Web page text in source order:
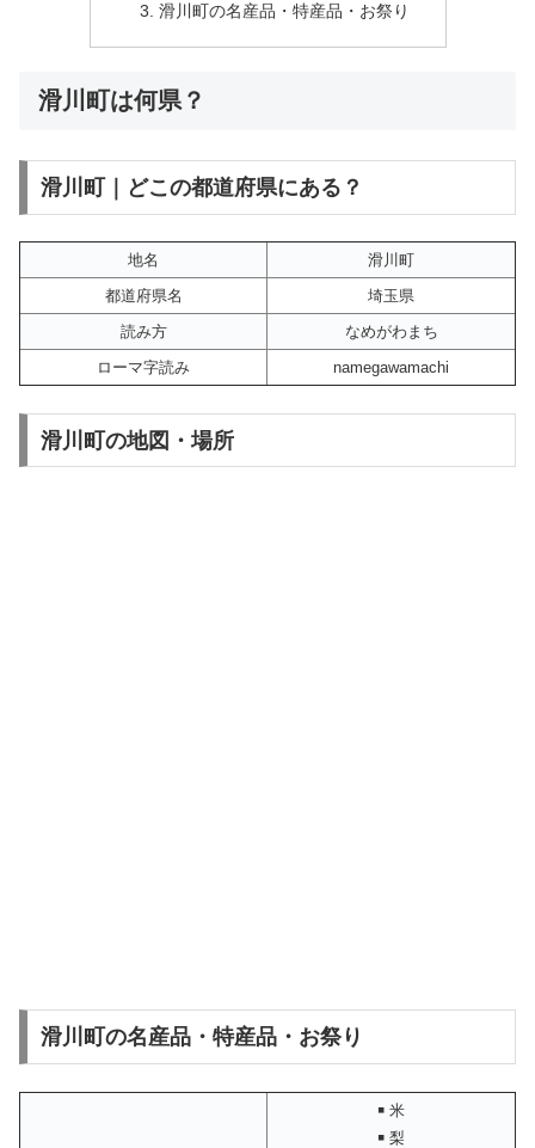
滑川町の名産品・特産品・お祭り
滑川町は何県？
滑川町｜どこの都道府県にある？
地名
滑川町
都道府県名
埼玉県
読み方
なめがわまち
ローマ字読み
namegawamachi
滑川町の地図・場所
滑川町の名産品・特産品・お祭り
￭ 米
￭ 梨